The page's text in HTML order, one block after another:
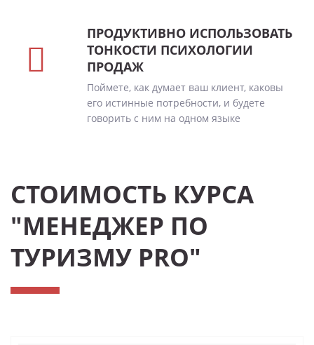
ПРОДУКТИВНО ИСПОЛЬЗОВАТЬ
ТОНКОСТИ ПСИХОЛОГИИ
ПРОДАЖ
Поймете, как думает ваш клиент, каковы
его истинные потребности, и будете
говорить с ним на одном языке
СТОИМОСТЬ КУРСА
"МЕНЕДЖЕР ПО
ТУРИЗМУ PRO"